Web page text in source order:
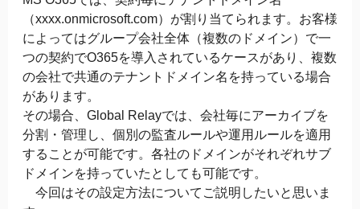
（xxxx.onmicrosoft.com）が割り当てられます。お客様
によってはグループ会社全体（複数のドメイン）で一
つの契約でO365を導入されているケースがあり、複数
の会社で共通のテナントドメイン名を持っている場合
があります。
その場合、Global Relayでは、会社毎にアーカイブを
分割・管理し、個別の監査ルールや運用ルールを適用
することが可能です。各社のドメインがそれぞれサブ
ドメインを持っていたとしても可能です。
今回はその設定方法についてご説明したいと思いま